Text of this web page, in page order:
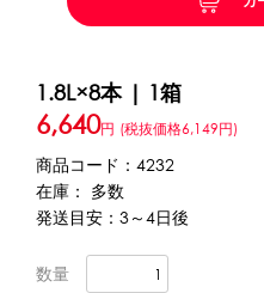
カップ・スプーン
紙カップ
ボウル型カップ
フラワーカ
スプーンストロー
1.8L×8本 | 1箱
6,640円 (税抜価格6,149円)
商品コード：4232
在庫： 多数
発送目安：3～4日後
数量